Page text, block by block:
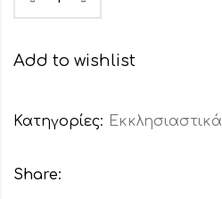
Add to wishlist
Κατηγορίες: Εκκλησιαστικά
Share: